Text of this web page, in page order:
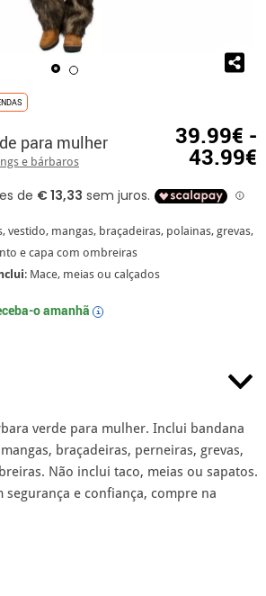
para mulher
e bárbaros
39.99€ -
43.99€
vestido, mangas, braçadeiras, polainas, grevas,
e capa com ombreiras
: Mace, meias ou calçados
o amanhã i
verde para mulher. Inclui bandana
braçadeiras, perneiras, grevas,
Não inclui taco, meias ou sapatos.
segurança e confiança, compre na